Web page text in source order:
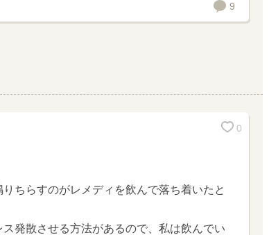
9
0
ちらすのがレメディを飲んで落ち着いたと
発散させる方法があるので、私は飲んでい